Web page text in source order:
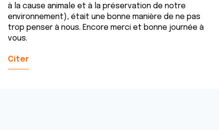
à la cause animale et à la préservation de notre
environnement), était une bonne manière de ne pas
trop penser à nous. Encore merci et bonne journée à
vous.
Citer